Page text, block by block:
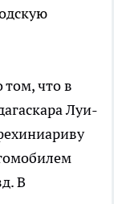
том, что в
Луи-
В